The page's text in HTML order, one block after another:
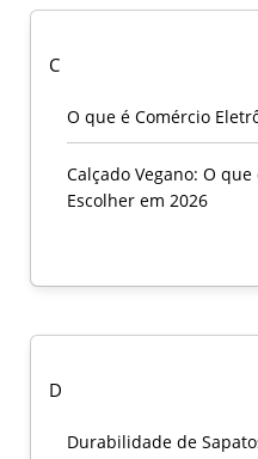
C
O que é Comércio
Calçado Vegano: O
Escolher em 2026
D
Durabilidade de